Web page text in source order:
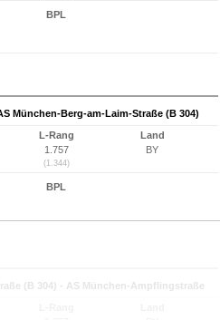
BPL
München-Berg-am-Laim-Straße (B 304)
L-Rang
1.757
(1.344)
Land
BY
BPL
(B 304) - AS München-Ampflingstraße